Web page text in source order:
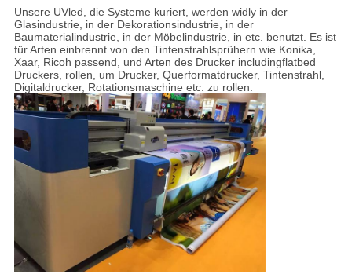
Unsere UVled, die Systeme kuriert, werden widly in der
Glasindustrie, in der Dekorationsindustrie, in der
Baumaterialindustrie, in der Möbelindustrie, in etc. benutzt. Es ist
für Arten einbrennt von den Tintenstrahlsprühern wie Konika,
Xaar, Ricoh passend, und Arten des Drucker includingflatbed
Druckers, rollen, um Drucker, Querformatdrucker, Tintenstrahl,
Digitaldrucker, Rotationsmaschine etc. zu rollen.